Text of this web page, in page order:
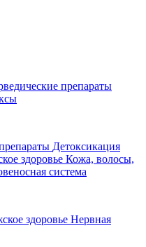
препараты
Детоксикация
здоровье Кожа, волосы,
система
здоровье Нервная